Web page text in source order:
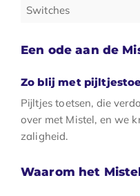
Switches
Een ode aan de
Zo blij met
Pijltjes toetsen, die
over met Mistel, en we
zaligheid.
Waarom het